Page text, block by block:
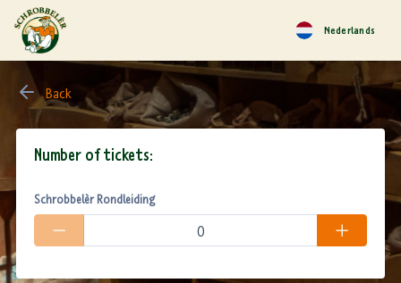
Nederlands
Back
Number of tickets:
Schrobbelèr Rondleiding